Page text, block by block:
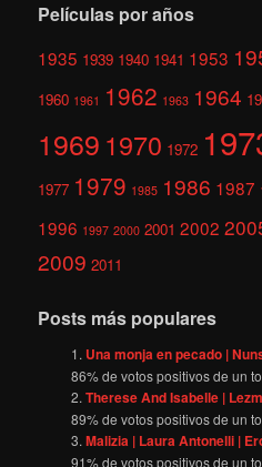
Películas por años
1935 1939 1940 1941 1953
1960 1961 1962 1963 1964
1969 1970 1972
1977 1979 1985 1986 1987
1996 1997 2000 2001 2002
2009 2011
Posts más populares
Una monja en pecado |
86% de votos positivos de un
Therese And Isabelle |
89% de votos positivos de un
Malizia | Laura Antonelli |
91% de votos positivos de un